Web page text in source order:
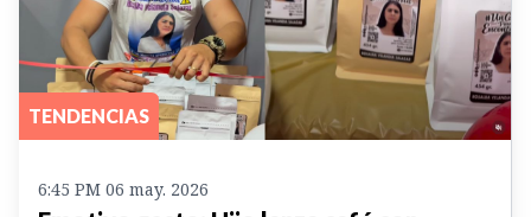
TENDENCIAS
6:45 PM 06 may. 2026